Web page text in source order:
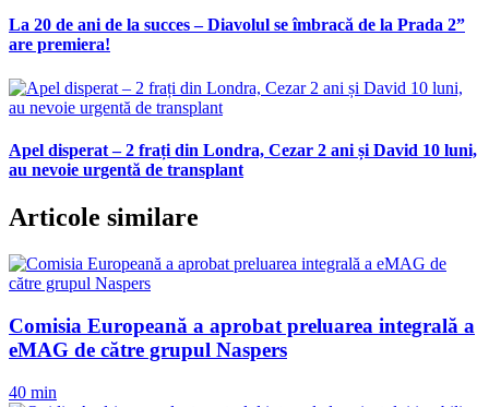
La 20 de ani de la succes – Diavolul se îmbracă de la Prada 2”
are premiera!
Apel disperat – 2 frați din Londra, Cezar 2 ani și David 10 luni,
au nevoie urgentă de transplant
Articole similare
Comisia Europeană a aprobat preluarea integrală a
eMAG de către grupul Naspers
40 min